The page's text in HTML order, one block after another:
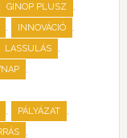
GINOP PLUSZ ,
, INNOVÁCIÓ ,
LASSULÁS ,
,
, PÁLYÁZAT ,
,